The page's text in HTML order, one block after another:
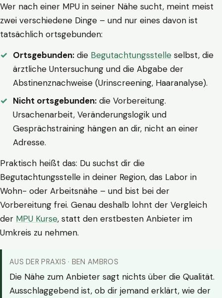
Wer nach einer MPU in seiner Nähe sucht, meint meist
zwei verschiedene Dinge – und nur eines davon ist
tatsächlich ortsgebunden:
Ortsgebunden: die Begutachtungsstelle selbst, die
ärztliche Untersuchung und die Abgabe der
Abstinenznachweise (Urinscreening, Haaranalyse).
Nicht ortsgebunden: die Vorbereitung.
Ursachenarbeit, Veränderungslogik und
Gesprächstraining hängen an dir, nicht an einer
Adresse.
Praktisch heißt das: Du suchst dir die
Begutachtungsstelle in deiner Region, das Labor in
Wohn- oder Arbeitsnähe – und bist bei der
Vorbereitung frei. Genau deshalb lohnt der Vergleich
der MPU Kurse, statt den erstbesten Anbieter im
Umkreis zu nehmen.
AUS DER PRAXIS · BEN AMBROS
Die Nähe zum Anbieter sagt nichts über die Qualität.
Ausschlaggebend ist, ob dir jemand erklärt, wie der